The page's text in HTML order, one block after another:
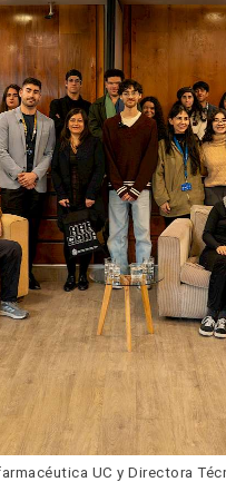
UC y Directora